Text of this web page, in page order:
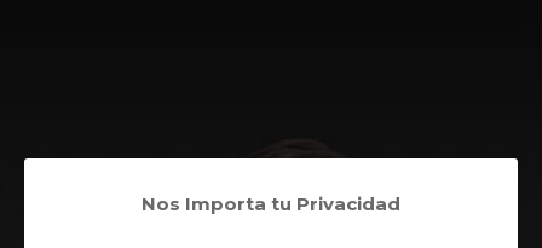
Nos Importa tu Privacidad